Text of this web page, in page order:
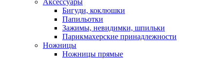
Аксессуары
Бигуди, коклюшки
Папильотки
Зажимы, невидимки, шпильки
Парикмахерские принадлежности
Ножницы
Ножницы прямые